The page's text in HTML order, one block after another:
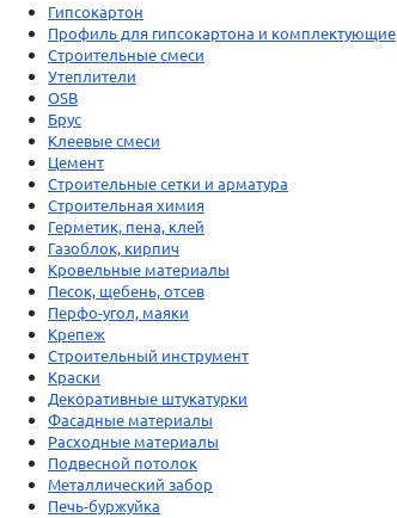
Гипсокартон
Профиль для гипсокартона и комплектующие
Строительные смеси
Утеплители
OSB
Брус
Клеевые смеси
Цемент
Строительные сетки и арматура
Строительная химия
Герметик, пена, клей
Газоблок, кирпич
Кровельные материалы
Песок, щебень, отсев
Перфо-угол, маяки
Крепеж
Строительный инструмент
Краски
Декоративные штукатурки
Фасадные материалы
Расходные материалы
Подвесной потолок
Металлический забор
Печь-буржуйка